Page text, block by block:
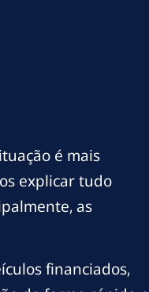
é mais
explicar tudo
as
financiados,